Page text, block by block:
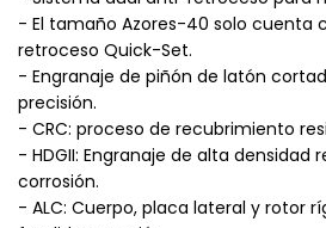
- El tamaño Azores-40 solo cuenta
retroceso Quick-Set.
- Engranaje de piñón de latón
precisión.
- CRC: proceso de recubrimiento
- HDGII: Engranaje de alta densidad
corrosión.
- ALC: Cuerpo, placa lateral y rotor